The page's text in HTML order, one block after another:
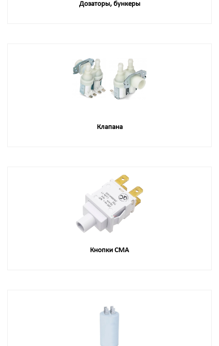
Дозаторы, бункеры
Клапана
Кнопки СМА